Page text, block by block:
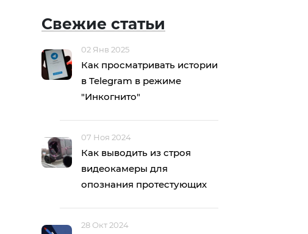
Свежие статьи
02 Янв 2025
Как просматривать истории
в Telegram в режиме
"Инкогнито"
07 Ноя 2024
Как выводить из строя
видеокамеры для
опознания протестующих
28 Окт 2024